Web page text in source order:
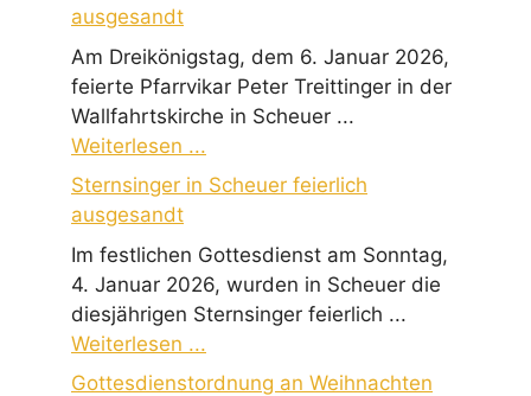
ausgesandt
Am Dreikönigstag, dem 6. Januar 2026,
feierte Pfarrvikar Peter Treittinger in der
Wallfahrtskirche in Scheuer ...
Weiterlesen ...
Sternsinger in Scheuer feierlich
ausgesandt
Im festlichen Gottesdienst am Sonntag,
4. Januar 2026, wurden in Scheuer die
diesjährigen Sternsinger feierlich ...
Weiterlesen ...
Gottesdienstordnung an Weihnachten